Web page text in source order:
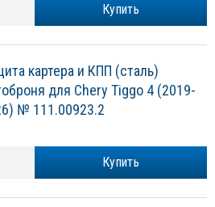
Купить
картера и КПП (сталь)
для Chery Tiggo 4 (2019-
№ 111.00923.2
Купить